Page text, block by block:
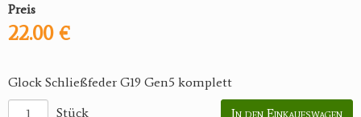
Preis
22.00 €
Glock Schließfeder G19 Gen5 komplett
Stück
In den Einkaufswagen